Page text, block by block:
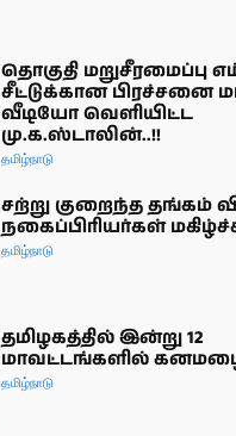
தொகுதி மறுசீரமைப்பு
சீட்டுக்கான பிரச்சனை
வீடியோ வெளியிட்ட
மு.க.ஸ்டாலின்..!!
தமிழ்நாடு
சற்று குறைந்த தங்கம்
நகைப்பிரியர்கள்
தமிழ்நாடு
தமிழகத்தில் இன்று 12
மாவட்டங்களில்
தமிழ்நாடு